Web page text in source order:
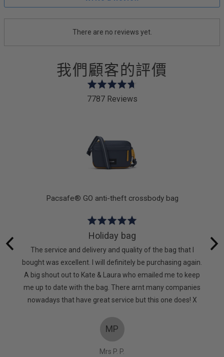
There are no reviews yet.
我們顧客的評價
Rated
7787 Reviews
Pacsafe® GO anti-theft crossbody bag
Rated
out
of
5
Holiday bag
The service and delivery and quality of the bag that I
bought was excellent. I will definitely be purchasing again.
A big shout out to Kate & Laura who emailed me to keep
me up to date with the bag. There arnt many companies
nowadays that have great service but this one does! X
MP
Mrs P. P.
of